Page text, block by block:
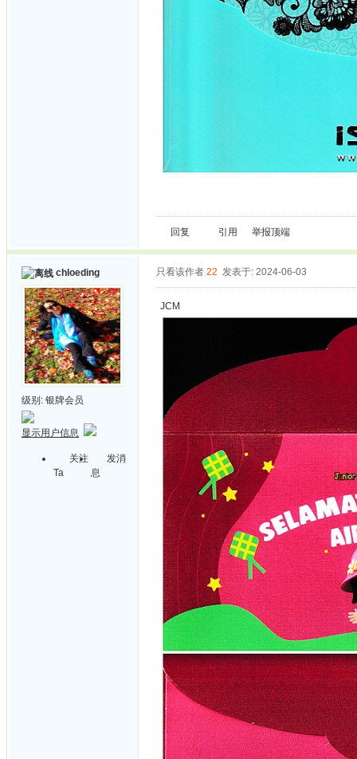
回复 引用 举报顶端
chloeding
级别: 银牌会员
显示用户信息
关注
Ta
发消
息
只看该作者 22 发表于: 2024-06-03
JCM